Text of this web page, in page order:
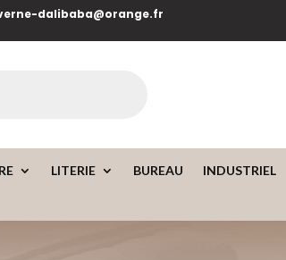
dalibaba@orange.fr
LITERIE BUREAU INDUSTRIEL